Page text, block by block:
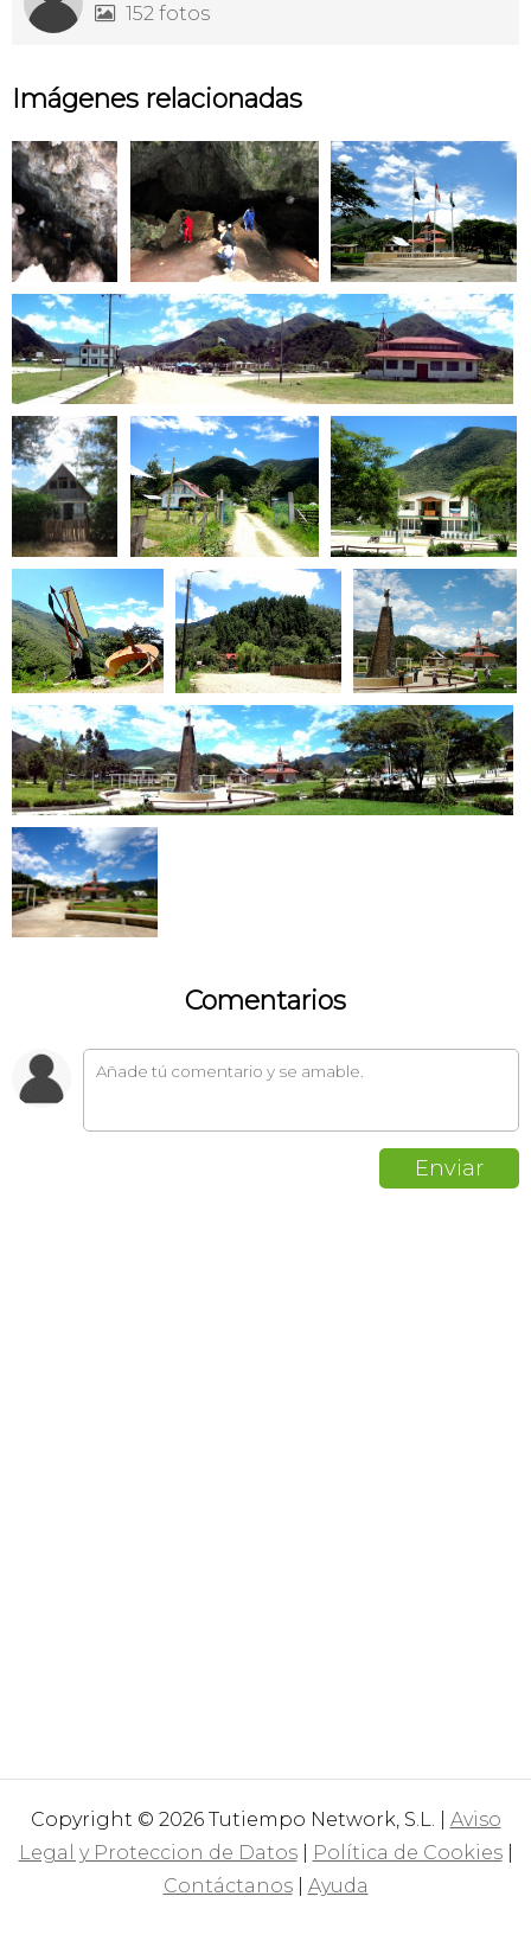
 152 fotos
Imágenes relacionadas
Comentarios
Copyright © 2026 Tutiempo Network, S.L. | Aviso
Legal y Proteccion de Datos| Política de Cookies|
Contáctanos| Ayuda